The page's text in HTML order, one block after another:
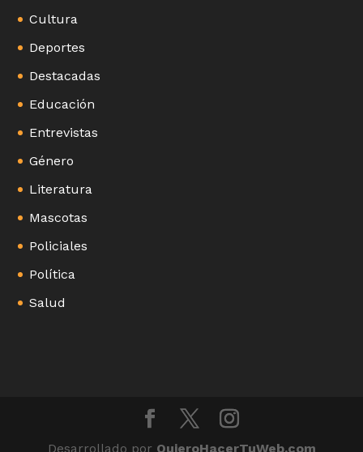
Cultura
Deportes
Destacadas
Educación
Entrevistas
Género
Literatura
Mascotas
Policiales
Política
Salud
Desarrollado por QuieroHacerTuWeb.com